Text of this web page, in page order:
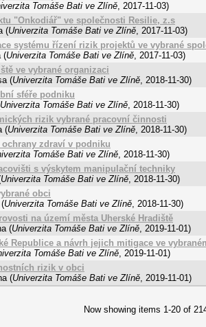
Tomáše Bati ve Zlíně, 2017-11-03)
"Onkodiář" ve společnosti Resilie, z.s
(Univerzita Tomáše Bati ve Zlíně, 2017-11-03)
systému řízení rizik projektů ve vybrané
(Univerzita Tomáše Bati ve Zlíně, 2017-11-03)
ve vybrané organizaci
(Univerzita Tomáše Bati ve Zlíně, 2018-11-30)
sféře podniku
Univerzita Tomáše Bati ve Zlíně, 2018-11-30)
rizik vybrané pracovní činnosti
(Univerzita Tomáše Bati ve Zlíně, 2018-11-30)
ochrany zdraví v podniku
Tomáše Bati ve Zlíně, 2018-11-30)
s výskytem manipulační techniky
Univerzita Tomáše Bati ve Zlíně, 2018-11-30)
obci
(Univerzita Tomáše Bati ve Zlíně, 2018-11-30)
na území města Uherské Hradiště
(Univerzita Tomáše Bati ve Zlíně, 2019-11-01)
Republice a návrh jejich mitigace ve
Tomáše Bati ve Zlíně, 2019-11-01)
rizik v obci
(Univerzita Tomáše Bati ve Zlíně, 2019-11-01)
Now showing items 1-20 of